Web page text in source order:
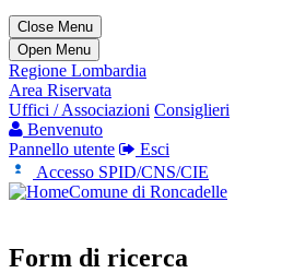
Close Menu
Open Menu
Regione Lombardia
Area Riservata
Uffici / Associazioni Consiglieri
Benvenuto
Pannello utente
Esci
Accesso SPID/CNS/CIE
Comune di Roncadelle
Form di ricerca